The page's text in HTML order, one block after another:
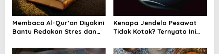
Membaca Al-Qur’an Diyakini
Bantu Redakan Stres dan
Kenapa Jendela Pesawat
Tidak Kotak? Ternyata Ini